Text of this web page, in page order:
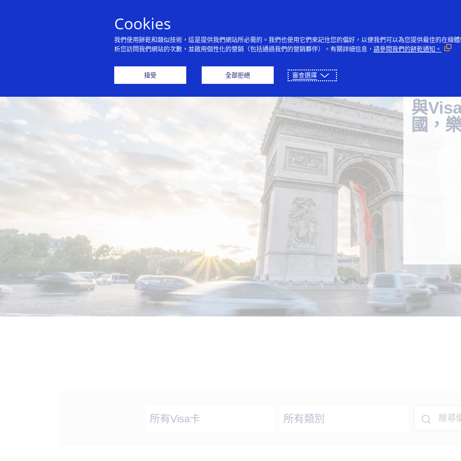
個人 企業 創新者 大眾
與
國，
Cookies
我們使用餅乾和類似技術，這是提供我們網站所必需的。我們也使用它們來記住您的偏好，以便我們可以為您提供最佳的在線
析您訪問我們網站的次數，並啟用個性化的營銷（包括通過我們的營銷夥伴）。有關詳細信息， 請參閱我們的餅乾通知。
接受 全部拒絕 審查選擇